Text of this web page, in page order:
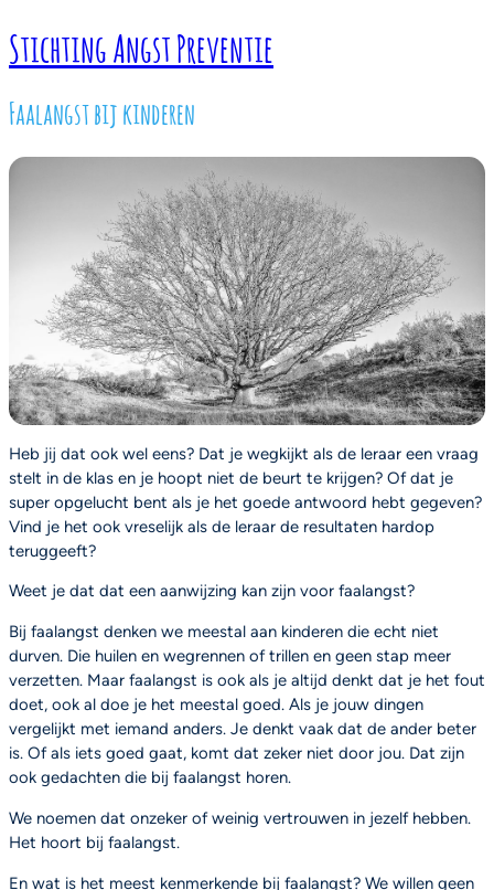
Ga
naar
inhoud
Stichting Angst Preventie
Faalangst bij kinderen
Heb jij dat ook wel eens? Dat je wegkijkt als de leraar een vraag
stelt in de klas en je hoopt niet de beurt te krijgen? Of dat je
super opgelucht bent als je het goede antwoord hebt gegeven?
Vind je het ook vreselijk als de leraar de resultaten hardop
teruggeeft?
Weet je dat dat een aanwijzing kan zijn voor faalangst?
Bij faalangst denken we meestal aan kinderen die echt niet
durven. Die huilen en wegrennen of trillen en geen stap meer
verzetten. Maar faalangst is ook als je altijd denkt dat je het fout
doet, ook al doe je het meestal goed. Als je jouw dingen
vergelijkt met iemand anders. Je denkt vaak dat de ander beter
is. Of als iets goed gaat, komt dat zeker niet door jou. Dat zijn
ook gedachten die bij faalangst horen.
We noemen dat onzeker of weinig vertrouwen in jezelf hebben.
Het hoort bij faalangst.
En wat is het meest kenmerkende bij faalangst? We willen geen